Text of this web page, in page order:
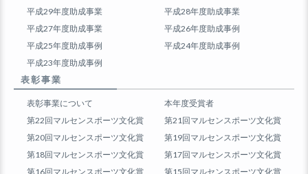
平成29年度助成事業
平成28年度助成事業
平成27年度助成事業
平成26年度助成事例
平成25年度助成事例
平成24年度助成事例
平成23年度助成事例
表彰事業
表彰事業について
本年度受賞者
第22回マルセンスポーツ文化賞
第21回マルセンスポーツ文化賞
第20回マルセンスポーツ文化賞
第19回マルセンスポーツ文化賞
第18回マルセンスポーツ文化賞
第17回マルセンスポーツ文化賞
第16回マルセンスポーツ文化賞
第15回マルセンスポーツ文化賞